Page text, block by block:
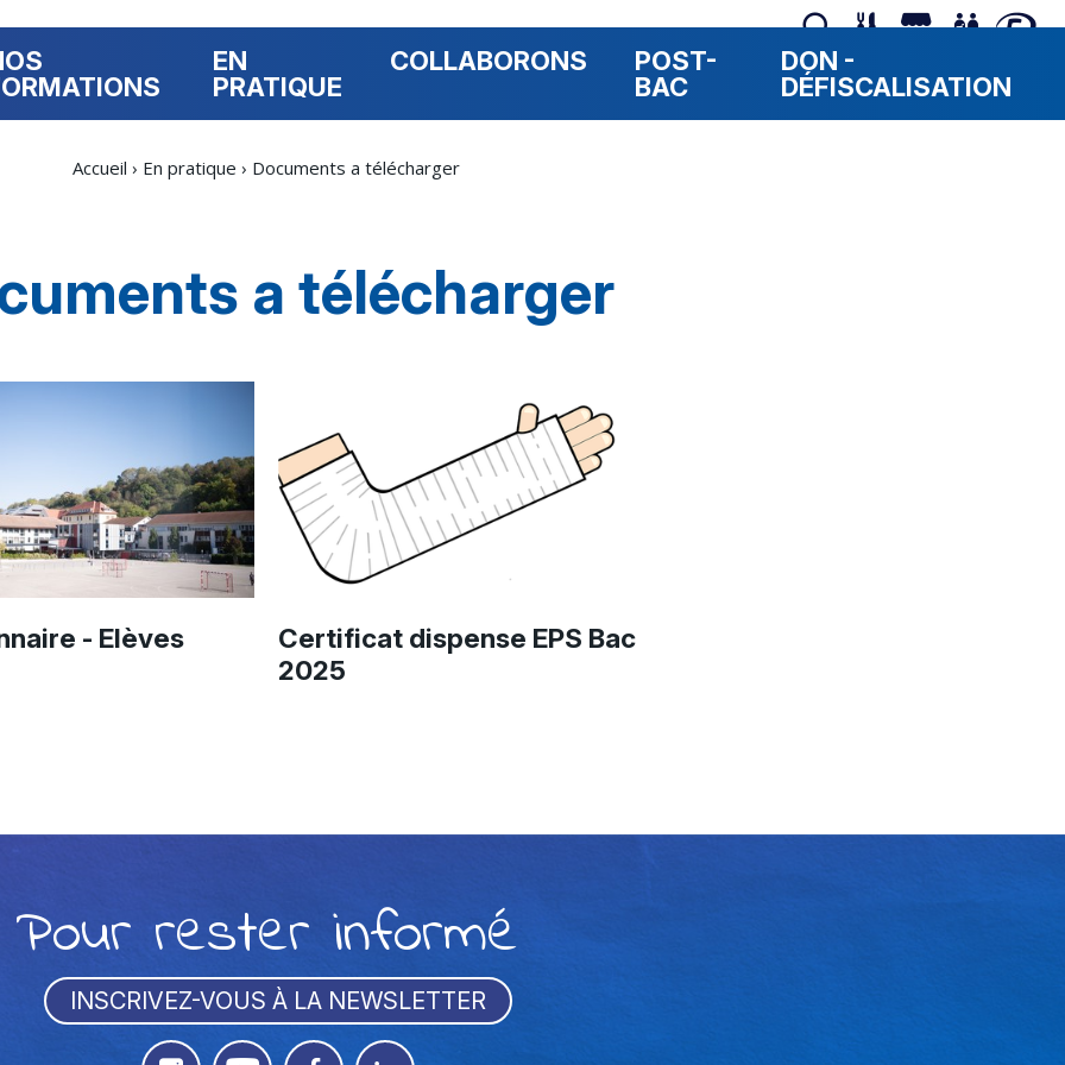
EN
PRATIQUE
COLLABORONS
POST-
BAC
DON -
DÉFISCALISATION
Accueil › En pratique › Documents a télécharger
a télécharger
- Elèves
Certificat dispense EPS Bac
2025
Pour rester informé
INSCRIVEZ-VOUS À LA NEWSLETTER